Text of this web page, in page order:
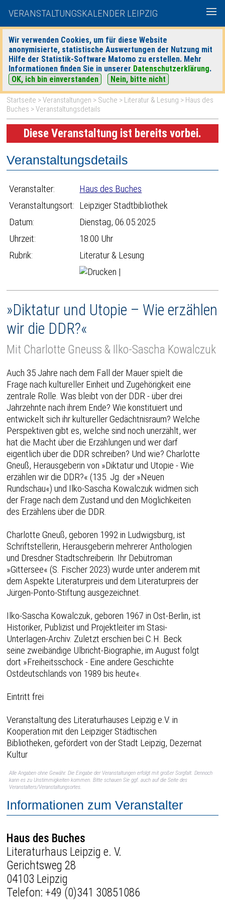
VERANSTALTUNGSKALENDER LEIPZIG
Wir verwenden Cookies, um für diese Website
anonymisierte, statistische Auswertungen der Nutzung mit
Hilfe der Statistik-Software Matomo zu erstellen. Mehr
Informationen finden Sie in unserer Datenschutzerklärung.
OK, ich bin einverstanden
Nein, bitte nicht
heute|morgen| Detaillierte Suche
Startseite >Veranstaltungen > Suche > Literatur & Lesung > Haus des
Buches > Veranstaltungsdetails
Diese Veranstaltung ist bereits vorbei.
Veranstaltungsdetails
Veranstalter:
Haus des Buches
Veranstaltungsort: Leipziger Stadtbibliothek
Datum:
Dienstag, 06.05.2025
Uhrzeit:
18:00 Uhr
Rubrik:
Literatur & Lesung
|
»Diktatur und Utopie – Wie erzählen
wir die DDR?«
Mit Charlotte Gneuss & Ilko-Sascha Kowalczuk
Auch 35 Jahre nach dem Fall der Mauer spielt die
Frage nach kultureller Einheit und Zugehörigkeit eine
zentrale Rolle. Was bleibt von der DDR - über drei
Jahrzehnte nach ihrem Ende? Wie konstituiert und
entwickelt sich ihr kultureller Gedächtnisraum? Welche
Perspektiven gibt es, welche sind noch unerzählt, wer
hat die Macht über die Erzählungen und wer darf
eigentlich über die DDR schreiben? Und wie? Charlotte
Gneuß, Herausgeberin von »Diktatur und Utopie - Wie
erzählen wir die DDR?« (135. Jg. der »Neuen
Rundschau«) und Ilko-Sascha Kowalczuk widmen sich
der Frage nach dem Zustand und den Möglichkeiten
des Erzählens über die DDR.
Charlotte Gneuß, geboren 1992 in Ludwigsburg, ist
Schriftstellerin, Herausgeberin mehrerer Anthologien
und Dresdner Stadtschreiberin. Ihr Debütroman
»Gittersee« (S. Fischer 2023) wurde unter anderem mit
dem Aspekte Literaturpreis und dem Literaturpreis der
Jürgen-Ponto-Stiftung ausgezeichnet.
Ilko-Sascha Kowalczuk, geboren 1967 in Ost-Berlin, ist
Historiker, Publizist und Projektleiter im Stasi-
Unterlagen-Archiv. Zuletzt erschien bei C.H. Beck
seine zweibändige Ulbricht-Biographie, im August folgt
dort »Freiheitsschock - Eine andere Geschichte
Ostdeutschlands von 1989 bis heute«.
Eintritt frei
Veranstaltung des Literaturhauses Leipzig e.V. in
Kooperation mit den Leipziger Städtischen
Bibliotheken, gefördert von der Stadt Leipzig, Dezernat
Kultur
Alle Angaben ohne Gewähr. Die Eingabe der Veranstaltungen erfolgt mit großer Sorgfalt. Dennoch
kann es zu Unstimmigkeiten kommen. Bitte schauen Sie ggf. auch auf die Seite des
Veranstalters/Veranstaltungsortes.
Informationen zum Veranstalter
Haus des Buches
Literaturhaus Leipzig e. V.
Gerichtsweg 28
04103 Leipzig
Telefon: +49 (0)341 30851086